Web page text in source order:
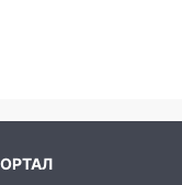
УК
сулят